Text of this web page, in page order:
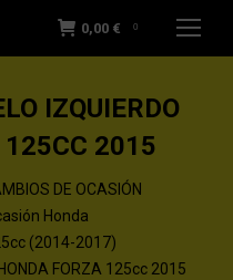
0,00 € 0
IZQUIERDO
125CC 2015
DE OCASIÓN
Honda
(2014-2017)
FORZA 125cc 2015